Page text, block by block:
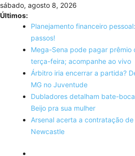
Skip
to
content
sábado, agosto 8, 2026
Últimos:
Planejamento financeiro
passos!
Mega-Sena pode pagar prêmio
terça-feira; acompanhe ao vivo
Árbitro iria encerrar a partida?
MG no Juventude
Dubladores detalham bate-
Beijo pra sua mulher
Arsenal acerta a contratação
Newcastle